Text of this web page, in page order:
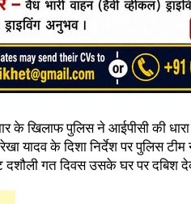
के खिलाफ पुलिस ने आईपीसी की
यादव के दिशा निर्देश पर पुलिस
दशौली गत दिवस उसके घर पर दबिश